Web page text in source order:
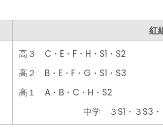
紅
高３ C・E・F・H・S1・S2
高２ B・E・F・G・S1・S3
高１ A・B・C・H・S2
中学 ３S1・３S3・